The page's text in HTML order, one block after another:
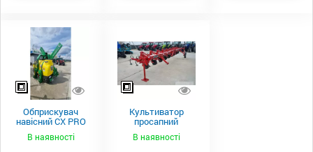
Обприскувач
навісний CX PRO
В наявності
Культиватор
просапний
КПН-5,6-05
В наявності